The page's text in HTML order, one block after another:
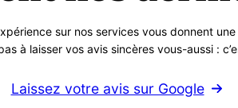
sur nos services vous donnent
à laisser vos avis sincères vous-aussi :
Laissez votre avis sur Google